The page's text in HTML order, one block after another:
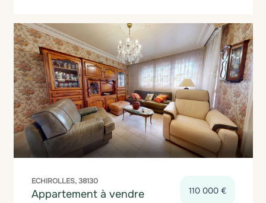
ECHIROLLES, 38130
Appartement à vendre 110 000 €